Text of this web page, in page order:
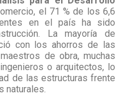
el 71 % de los 6,6
en el país ha sido
La mayoría de
con los ahorros de las
de obra, muchas
o arquitectos, lo
de las estructuras frente
naturales.